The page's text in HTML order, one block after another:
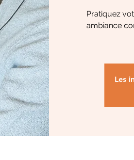
Pratiquez
ambiance
Les